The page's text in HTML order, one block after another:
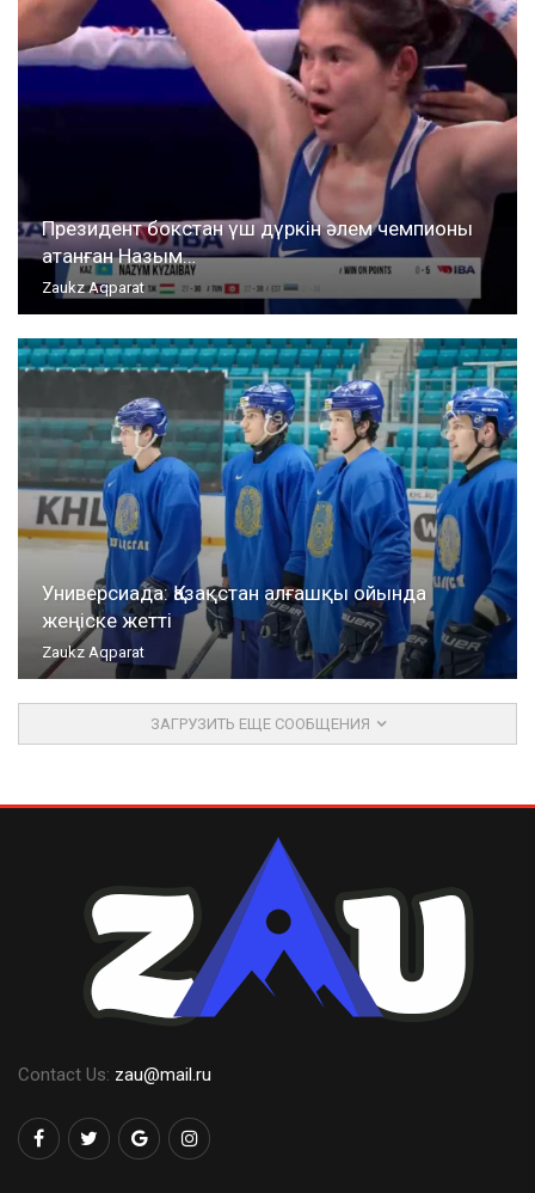
Президент бокстан үш дүркін әлем чемпионы
атанған Назым…
Zaukz Aqparat
Универсиада: Қазақстан алғашқы ойында
жеңіске жетті
Zaukz Aqparat
ЗАГРУЗИТЬ ЕЩЕ СООБЩЕНИЯ
Contact Us: zau@mail.ru